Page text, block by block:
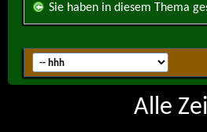
Sie haben in diesem Thema
Alle